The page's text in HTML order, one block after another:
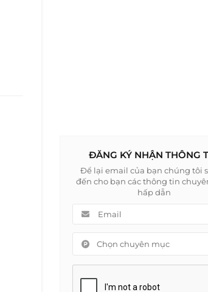
ĐĂNG KÝ NHẬN THÔNG
Để lại email của bạn chúng tôi
đến cho bạn các thông tin
hấp dẫn
Chọn chuyên mục